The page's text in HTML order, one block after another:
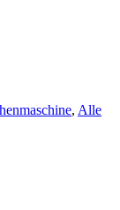
, Alle